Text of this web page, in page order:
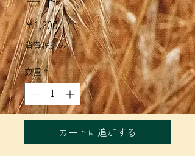
￥1,200価
格
消費税込み
数量 *
カートに追加する